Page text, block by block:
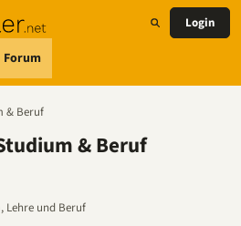
Forum
Login
& Beruf
& Beruf
Lehre und Beruf